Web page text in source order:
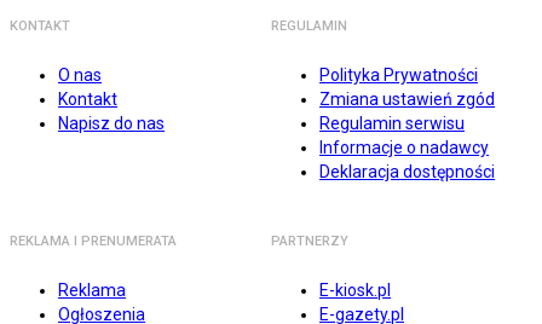
KONTAKT
O nas
Kontakt
Napisz do nas
REGULAMIN
Polityka Prywatności
Zmiana ustawień zgód
Regulamin serwisu
Informacje o nadawcy
Deklaracja dostępności
REKLAMA I PRENUMERATA
Reklama
Ogłoszenia
PARTNERZY
E-kiosk.pl
E-gazety.pl